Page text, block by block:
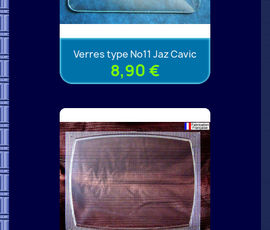
Verres type No11 Jaz Cavic
8,90 €